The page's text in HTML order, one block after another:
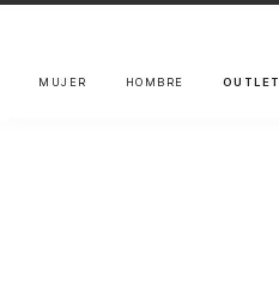
MUJER HOMBRE OUTLET